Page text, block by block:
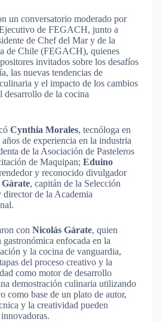
un conversatorio moderado por
de FEGACH, junto a
de Chef del Mar y de la
de Chile (FEGACH), quienes
invitados sobre los desafíos
las nuevas tendencias de
y el impacto de los cambios
desarrollo de la cocina
Cynthia Morales, tecnóloga en
de experiencia en la industria
de la Asociación de Pasteleros
de Maquipan; Eduino
y reconocido divulgador
Gárate, capitán de la Selección
de la Academia
con Nicolás Gárate, quien
enfocada en la
y la cocina de vanguardia,
del proceso creativo y la
como motor de desarrollo
demostración culinaria utilizando
como base de un plato de autor,
y la creatividad pueden